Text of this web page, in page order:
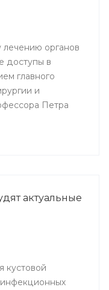
лечению органов
доступы в
главного
и
Петра
актуальные
кустовой